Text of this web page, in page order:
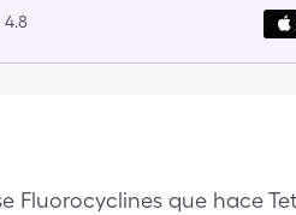
Fluorocyclines que hace